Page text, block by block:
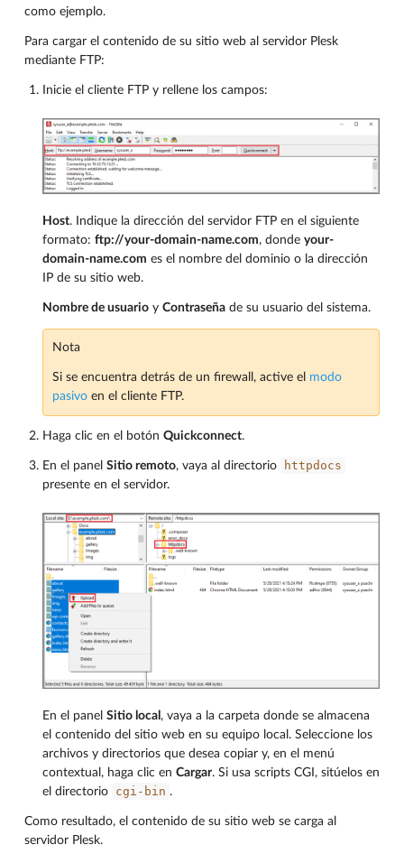
como ejemplo.
Para cargar el contenido de su sitio web al servidor Plesk
mediante FTP:
Inicie el cliente FTP y rellene los campos:
Host. Indique la dirección del servidor FTP en el siguiente
formato: ftp://your-domain-name.com, donde your-
domain-name.com es el nombre del dominio o la dirección
IP de su sitio web.
Nombre de usuario y Contraseña de su usuario del sistema.
Nota
Si se encuentra detrás de un firewall, active el modo
pasivo en el cliente FTP.
Haga clic en el botón Quickconnect.
En el panel Sitio remoto, vaya al directorio httpdocs
presente en el servidor.
En el panel Sitio local , vaya a la carpeta donde se almacena
el contenido del sitio web en su equipo local. Seleccione los
archivos y directorios que desea copiar y, en el menú
contextual, haga clic en Cargar. Si usa scripts CGI, sitúelos en
el directorio
cgi-bin .
Como resultado, el contenido de su sitio web se carga al
servidor Plesk.